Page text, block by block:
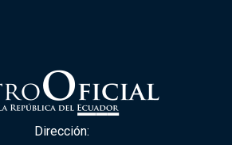
Dirección: